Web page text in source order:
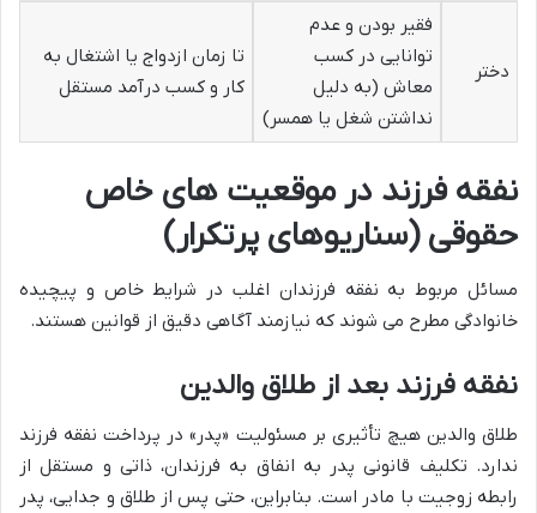
دختر
فقیر بودن و عدم
توانایی در کسب
معاش (به دلیل
نداشتن شغل یا همسر)
تا زمان ازدواج یا اشتغال به
کار و کسب درآمد مستقل
نفقه فرزند در موقعیت های خاص
حقوقی (سناریوهای پرتکرار)
مسائل مربوط به نفقه فرزندان اغلب در شرایط خاص و پیچیده
خانوادگی مطرح می شوند که نیازمند آگاهی دقیق از قوانین هستند.
نفقه فرزند بعد از طلاق والدین
طلاق والدین هیچ تأثیری بر مسئولیت «پدر» در پرداخت نفقه فرزند
ندارد. تکلیف قانونی پدر به انفاق به فرزندان، ذاتی و مستقل از
رابطه زوجیت با مادر است. بنابراین، حتی پس از طلاق و جدایی، پدر